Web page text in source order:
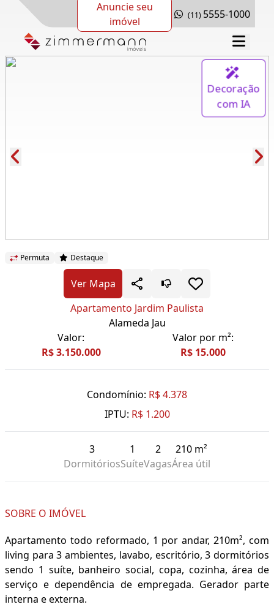
Anuncie seu
imóvel
(11) 5555-1000
Decoração
com IA
Permuta Destaque
Ver Mapa
Apartamento Jardim Paulista
Alameda Jau
Valor:
R$ 3.150.000
Valor por m²:
R$ 15.000
Condomínio: R$ 4.378
IPTU: R$ 1.200
3
Dormitórios
1
Suíte
2
Vagas
210 m²
Área útil
SOBRE O IMÓVEL
Apartamento todo reformado, 1 por andar, 210m², com
living para 3 ambientes, lavabo, escritório, 3 dormitórios
sendo 1 suíte, banheiro social, copa, cozinha, área de
serviço e dependência de empregada. Gerador parte
interna e externa.